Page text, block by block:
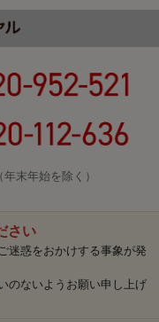
末年始を除く）
さい
迷惑をおかけする事象が発
のないようお願い申し上げ